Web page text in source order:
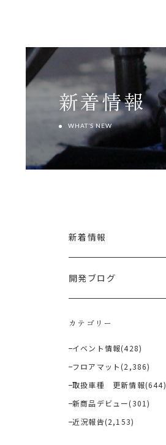
新着情報
WHAT’S NEW
新着情報
開発ブログ
カテゴリー
イベント情報(428)
フロアマット (2,386)
取扱車種 更新情報(644)
新商品デビュー(301)
近況報告(2,153)